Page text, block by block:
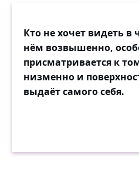
Кто не хочет видеть в
нём возвышенно,
присматривается к
низменно и
выдаёт самого себя.